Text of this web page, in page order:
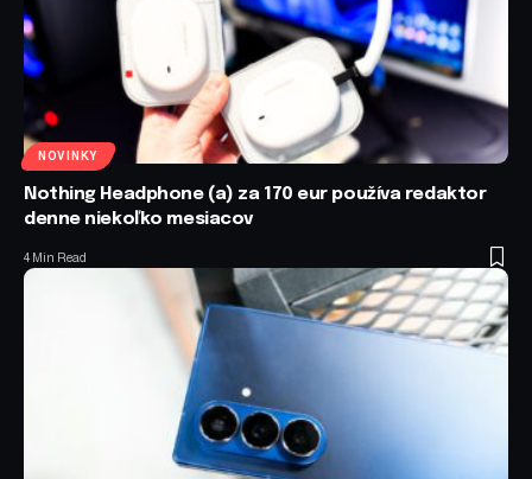
NOVINKY
Nothing Headphone (a) za 170 eur používa redaktor
denne niekoľko mesiacov
4 Min Read